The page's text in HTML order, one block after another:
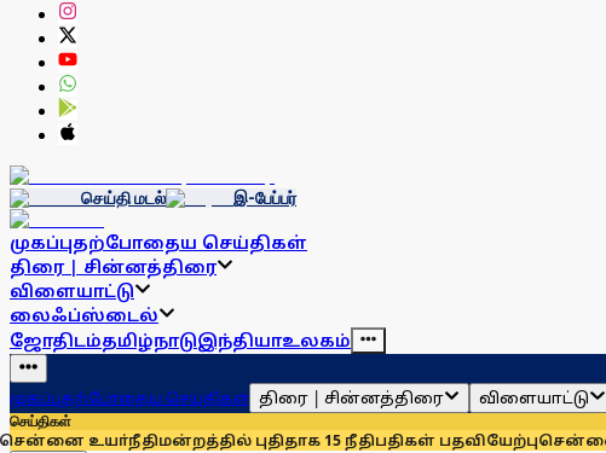
செய்தி மடல் இ-பேப்பர்
முகப்புதற்போதைய செய்திகள்
திரை | சின்னத்திரை
விளையாட்டு
லைஃப்ஸ்டைல்
ஜோதிடம்தமிழ்நாடுஇந்தியாஉலகம்
முகப்புதற்போதைய செய்திகள் திரை | சின்னத்திரை விளையாட்டு
செய்திகள்
புதிதாக 15 நீதிபதிகள் பதவியேற்பு சென்னையில்